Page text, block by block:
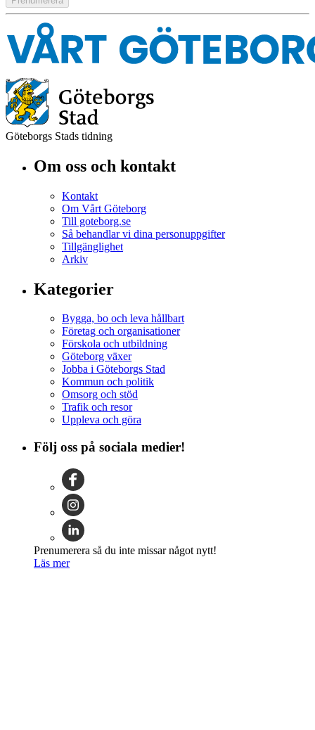
Göteborgs Stads tidning
Om oss och kontakt
Kontakt
Om Vårt Göteborg
Till goteborg.se
Så behandlar vi dina personuppgifter
Tillgänglighet
Arkiv
Kategorier
Bygga, bo och leva hållbart
Företag och organisationer
Förskola och utbildning
Göteborg växer
Jobba i Göteborgs Stad
Kommun och politik
Omsorg och stöd
Trafik och resor
Uppleva och göra
Följ oss på sociala medier!
Prenumerera så du inte missar något nytt!
Läs mer